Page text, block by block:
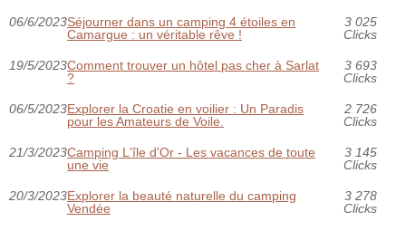
06/6/2023Séjourner dans un camping 4 étoiles en
Camargue : un véritable rêve !
3 025
Clicks
19/5/2023Comment trouver un hôtel pas cher à Sarlat
?
3 693
Clicks
06/5/2023Explorer la Croatie en voilier : Un Paradis
pour les Amateurs de Voile.
2 726
Clicks
21/3/2023Camping L'île d'Or - Les vacances de toute
une vie
3 145
Clicks
20/3/2023Explorer la beauté naturelle du camping
Vendée
3 278
Clicks